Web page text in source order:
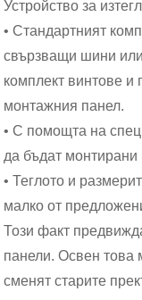
Устройство за
• Стандартният
свързващи шини
комплект винтове и
монтажния панел.
• С помощта на
да бъдат
• Теглото и
малко от
Този факт
панели. Освен това
сменят старите